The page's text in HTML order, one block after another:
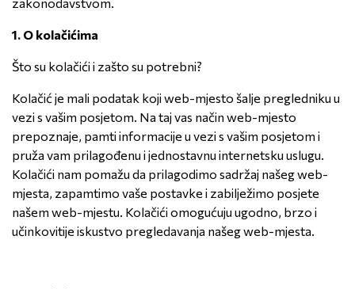
1. O kolačićima
Što su kolačići i zašto su potrebni?
Kolačić je mali podatak koji web-mjesto šalje pregledniku u
vezi s vašim posjetom. Na taj vas način web-mjesto
prepoznaje, pamti informacije u vezi s vašim posjetom i
pruža vam prilagođenu i jednostavnu internetsku uslugu.
Kolačići nam pomažu da prilagodimo sadržaj našeg web-
mjesta, zapamtimo vaše postavke i zabilježimo posjete
našem web-mjestu. Kolačići omogućuju ugodno, brzo i
učinkovitije iskustvo pregledavanja našeg web-mjesta.